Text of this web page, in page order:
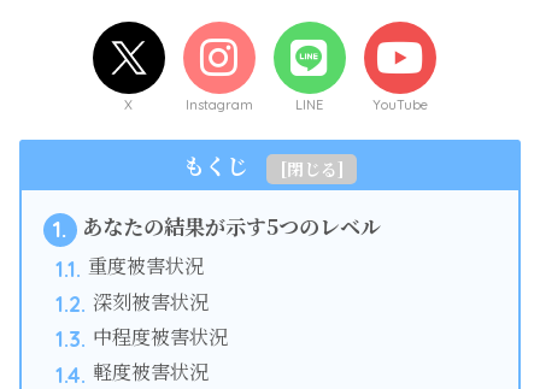
X Instagram LINE YouTube
もくじ [閉じる ]
1. あなたの結果が示す5つのレベル
1.1. 重度被害状況
1.2. 深刻被害状況
1.3. 中程度被害状況
1.4. 軽度被害状況